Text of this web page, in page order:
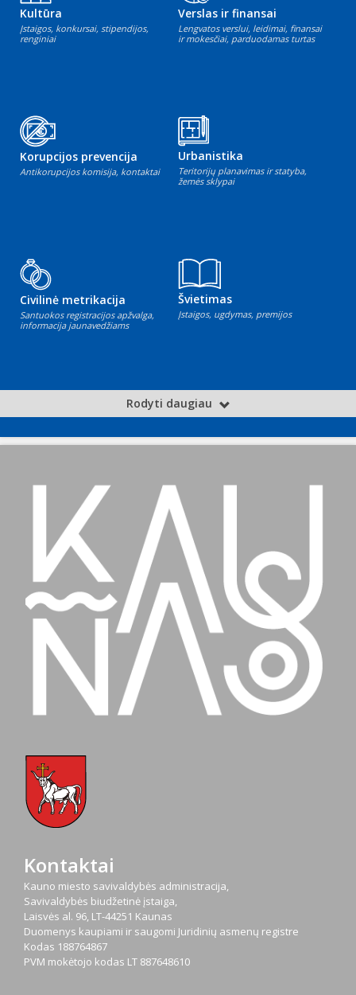
Kultūra
Įstaigos, konkursai, stipendijos,
renginiai
Verslas ir finansai
Lengvatos verslui, leidimai, finansai
ir mokesčiai, parduodamas turtas
Korupcijos prevencija
Antikorupcijos komisija, kontaktai
Urbanistika
Teritorijų planavimas ir statyba,
žemės sklypai
Civilinė metrikacija
Santuokos registracijos apžvalga,
informacija jaunavedžiams
Švietimas
Įstaigos, ugdymas, premijos
Rodyti daugiau
Kontaktai
Kauno miesto savivaldybės administracija,
Savivaldybės biudžetinė įstaiga,
Laisvės al. 96, LT-44251 Kaunas
Duomenys kaupiami ir saugomi Juridinių asmenų registre
Kodas 188764867
PVM mokėtojo kodas LT 887648610